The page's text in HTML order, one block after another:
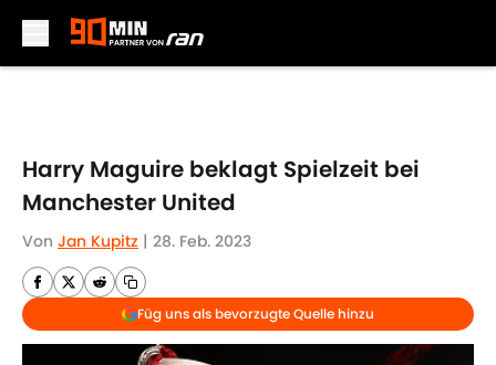
Harry Maguire beklagt Spielzeit bei
Manchester United
Von Jan Kupitz | 28. Feb. 2023
Füg uns als bevorzugte Quelle hinzu